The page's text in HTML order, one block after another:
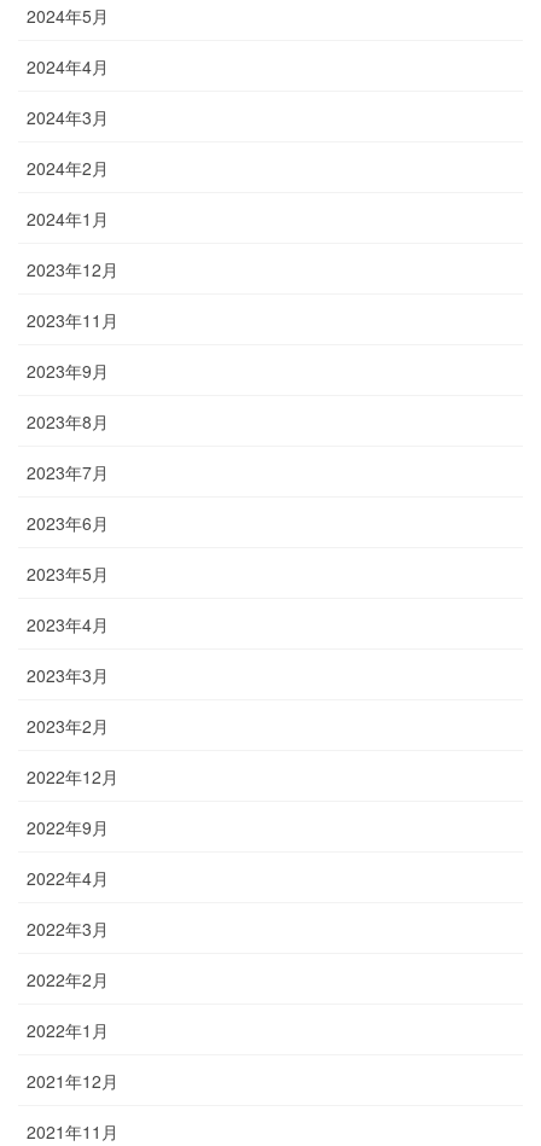
2024年5月
2024年4月
2024年3月
2024年2月
2024年1月
2023年12月
2023年11月
2023年9月
2023年8月
2023年7月
2023年6月
2023年5月
2023年4月
2023年3月
2023年2月
2022年12月
2022年9月
2022年4月
2022年3月
2022年2月
2022年1月
2021年12月
2021年11月